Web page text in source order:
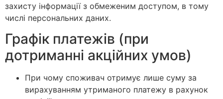
захисту інформації з обмеженим доступом, в тому
числі персональних даних.
Графік платежів (при
дотриманні акційних умов)
При чому споживач отримує лише суму за
вирахуванням утриманого платежу в рахунок